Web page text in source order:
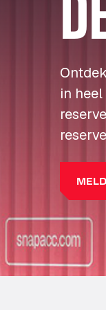
in